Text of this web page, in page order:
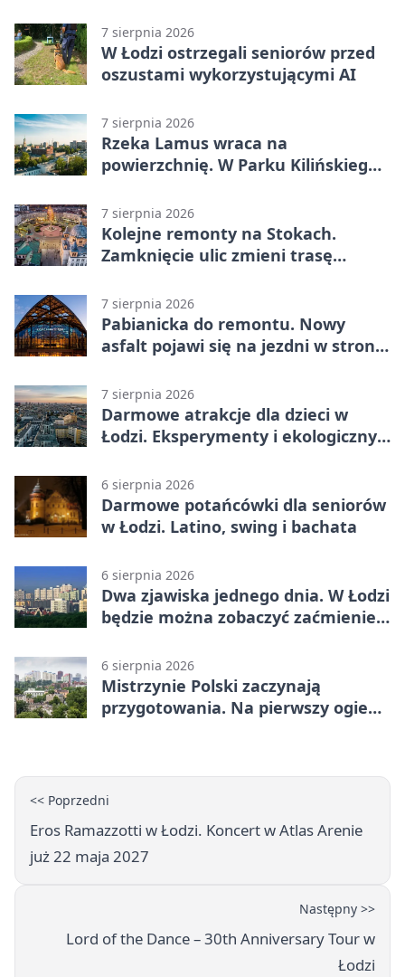
platform
7 sierpnia 2026
W Łodzi ostrzegali seniorów przed
oszustami wykorzystującymi AI
7 sierpnia 2026
Rzeka Lamus wraca na
powierzchnię. W Parku Kilińskiego
7 sierpnia 2026
Kolejne remonty na Stokach.
Zamknięcie ulic zmieni trasę
7 sierpnia 2026
Pabianicka do remontu. Nowy
asfalt pojawi się na jezdni w stronę
7 sierpnia 2026
Darmowe atrakcje dla dzieci w
Łodzi. Eksperymenty i ekologiczny
6 sierpnia 2026
Darmowe potańcówki dla seniorów
w Łodzi. Latino, swing i bachata
6 sierpnia 2026
Dwa zjawiska jednego dnia. W Łodzi
będzie można zobaczyć zaćmienie i
6 sierpnia 2026
Mistrzynie Polski zaczynają
przygotowania. Na pierwszy ogień
<< Poprzedni
Eros Ramazzotti w Łodzi. Koncert w Atlas Arenie
już 22 maja 2027
Następny >>
Lord of the Dance – 30th Anniversary Tour w
Łodzi